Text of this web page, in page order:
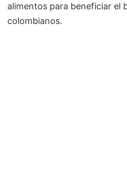
alimentos para beneficiar el
colombianos.